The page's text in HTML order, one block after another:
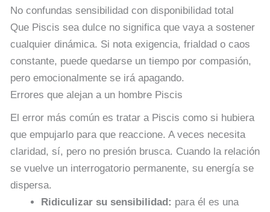
No confundas sensibilidad con disponibilidad total
Que Piscis sea dulce no significa que vaya a sostener
cualquier dinámica. Si nota exigencia, frialdad o caos
constante, puede quedarse un tiempo por compasión,
pero emocionalmente se irá apagando.
Errores que alejan a un hombre Piscis
El error más común es tratar a Piscis como si hubiera
que empujarlo para que reaccione. A veces necesita
claridad, sí, pero no presión brusca. Cuando la relación
se vuelve un interrogatorio permanente, su energía se
dispersa.
Ridiculizar su sensibilidad: para él es una